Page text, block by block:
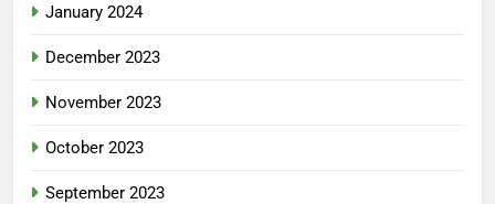
January 2024
December 2023
November 2023
October 2023
September 2023